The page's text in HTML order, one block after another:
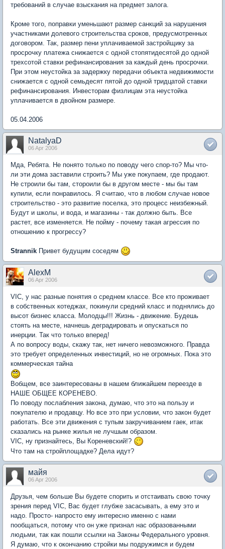
требований в случае взыскания на предмет залога.
Кроме того, поправки уменьшают размер санкций за нарушения
участниками долевого строительства сроков, предусмотренных
договором. Так, размер пени уплачиваемой застройщику за
просрочку платежа снижается с одной стопятидесятой до одной
трехсотой ставки рефинансирования за каждый день просрочки.
При этом неустойка за задержку передачи объекта недвижимости
снижается с одной семьдесят пятой до одной тридцатой ставки
рефинансирования. Инвесторам физлицам эта неустойка
уплачивается в двойном размере.
05.04.2006
NatalyaD
06 Apr 2006
Мда, Ребята. Не понято только по поводу чего спор-то? Мы что-
ли эти дома заставили строить? Мы уже покупаем, где продают.
Не строили бы там, стороили бы в другом месте - мы бы там
купили, если понравилось. Я считаю, что в любом случае новое
строительство - это развитие поселка, это процесс неизбежный.
Будут и школы, и вода, и магазины - так должно быть. Все
растет, все изменяется. Не пойму - почему такая агрессия по
отношению к прогрессу?
Strannik Привет будущим соседям
AlexM
06 Apr 2006
VIC, у нас разные понятия о среднем классе. Все кто проживает
в собственных котеджах, покинули средний класс и поднялись до
высот бизнес класса. Молодцы!!! Жизнь - движение. Будешь
стоять на месте, начнешь деградировать и опускаться по
инерции. Так что только вперед!
А по вопросу воды, скажу так, нет ничего невозможного. Правда
это требует определенных инвестиций, но не огромных. Пока это
коммерческая тайна
Вобщем, все заинтересованы в нашем ближайшем переезде в
НАШЕ ОБЩЕЕ КОРЕНЕВО.
По поводу послабления закона, думаю, что это на пользу и
покупателю и продавцу. Но все это при условии, что закон будет
работать. Все эти движения с тупым закручиванием гаек, итак
сказались на рынке жилья не лучшым образом.
VIC, ну признайтесь, Вы Кореневский!?
Что там на стройплощадке? Дела идут?
майя
06 Apr 2006
Друзья, чем больше Вы будете спорить и отстаивать свою точку
зрения перед VIC, Вас будет глубже засасывать, а ему это и
надо. Просто- напросто ему интересно именно с нами
пообщаться, потому что он уже признал нас образованными
людьми, так как пошли ссылки на Законы Федерального уровня.
Я думаю, что к окончанию стройки мы подружимся и будем